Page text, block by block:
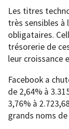
Les titres
très sensibles à
obligataires.
trésorerie de
leur croissance
Facebook a
de 2,64% à
3,76% à
grands noms